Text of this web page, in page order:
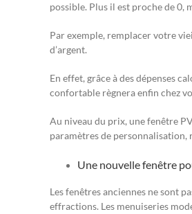
possible. Plus il est proche de 0,
Par exemple, remplacer votre
d’argent.
En effet, grâce à des dépenses
confortable règnera enfin chez
Au niveau du prix, une fenêtre
paramètres de personnalisation,
Une nouvelle fenêtre
Les fenêtres anciennes ne sont
effractions. Les menuiseries